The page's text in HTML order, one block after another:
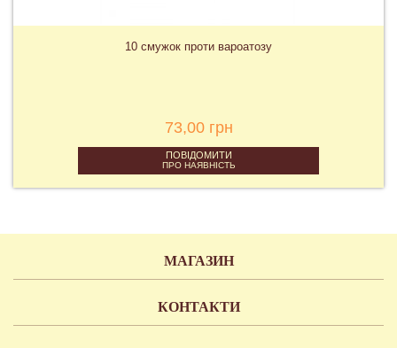
10 смужок проти вароатозу
73,00 грн
ПОВІДОМИТИ
ПРО НАЯВНІСТЬ
МАГАЗИН
КОНТАКТИ